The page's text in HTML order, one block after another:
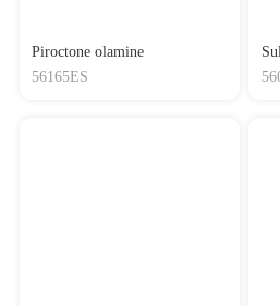
Piroctone olamine
56165ES